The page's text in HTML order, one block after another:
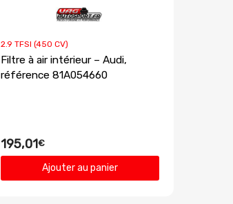
2.9 TFSI (450 CV)
Filtre à air intérieur – Audi,
référence 81A054660
195,01€
Ajouter au panier